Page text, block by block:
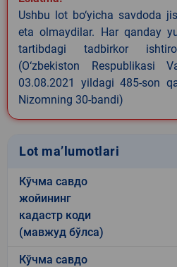
Ushbu lot bo‘yicha savdoda
eta olmaydilar. Har qanday
tartibdagi tadbirkor
(O‘zbekiston Respublikasi
03.08.2021 yildagi 485-son
Nizomning 30-bandi)
Lot ma’lumotlari
Кўчма савдо
жойининг
кадастр коди
(мавжуд бўлса)
Кўчма савдо